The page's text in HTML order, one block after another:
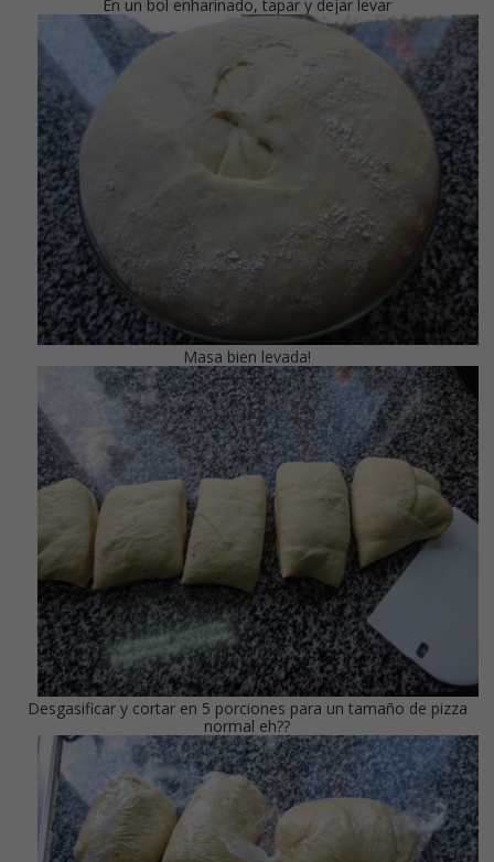
En un bol enharinado, tapar y dejar levar
Masa bien levada!
Desgasificar y cortar en 5 porciones para un tamaño de pizza
normal eh??